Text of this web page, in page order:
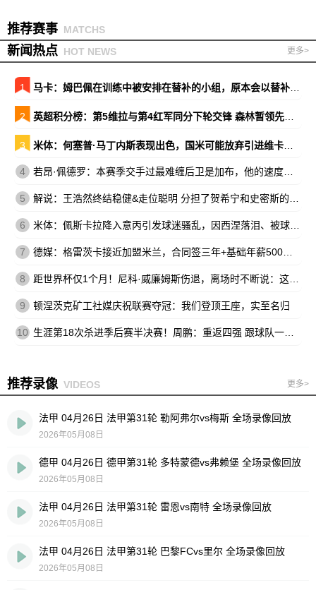
推荐赛事 MATCHS
新闻热点 HOT NEWS 更多>
1 马卡：姆巴佩在训练中被安排在替补的小组，原本会以替补出战巴萨
2 英超积分榜：第5维拉与第4红军同分下轮交锋 森林暂领先降级区7分
3 米体：何塞普·马丁内斯表现出色，国米可能放弃引进维卡里奥
4 若昂·佩德罗：本赛季交手过最难缠后卫是加布，他的速度让我惊讶
5 解说：王浩然终结稳健&走位聪明 分担了贺希宁和史密斯的进攻压力
6 米体：佩斯卡拉降入意丙引发球迷骚乱，因西涅落泪、被球迷嘘
7 德媒：格雷茨卡接近加盟米兰，合同签三年+基础年薪500万欧
8 距世界杯仅1个月！尼科·威廉姆斯伤退，离场时不断说：这不可能
9 顿涅茨克矿工社媒庆祝联赛夺冠：我们登顶王座，实至名归
10 生涯第18次杀进季后赛半决赛！周鹏：重返四强 跟球队一起拼到底
推荐录像 VIDEOS 更多>
法甲 04月26日 法甲第31轮 勒阿弗尔vs梅斯 全场录像回放
2026年05月08日
德甲 04月26日 德甲第31轮 多特蒙德vs弗赖堡 全场录像回放
2026年05月08日
法甲 04月26日 法甲第31轮 雷恩vs南特 全场录像回放
2026年05月08日
法甲 04月26日 法甲第31轮 巴黎FCvs里尔 全场录像回放
2026年05月08日